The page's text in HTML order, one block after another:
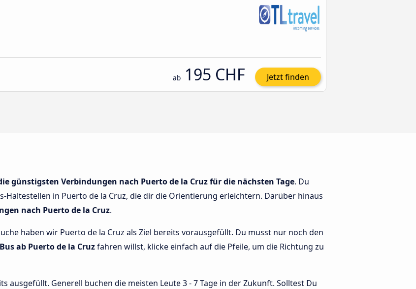
ab 195 CHF Jetzt finden
günstigsten Verbindungen nach Puerto de la Cruz für die nächsten Tage. Du
in Puerto de la Cruz, die dir die Orientierung erleichtern. Darüber hinaus
nach Puerto de la Cruz.
haben wir Puerto de la Cruz als Ziel bereits vorausgefüllt. Du musst nur noch den
Bus ab Puerto de la Cruzfahren willst, klicke einfach auf die Pfeile, um die Richtung zu
ausgefüllt. Generell buchen die meisten Leute 3 - 7 Tage in der Zukunft. Solltest Du